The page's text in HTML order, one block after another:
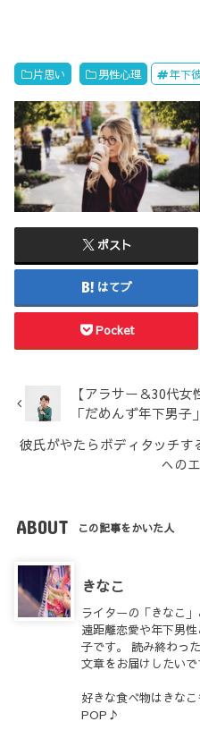
片思い 男性心理 年下
ポスト
はてブ
Pocket
【アラサー＆30代
「だめんず年下男子
彼氏がやたらボディタッチす
への
ABOUT この記事をかいた人
きなこ
ライターの「きなこ」
遠距離恋愛や年下男
子です。 読み終わっ
文章をお届けしたいで
好きな食べ物はきな
POP♪